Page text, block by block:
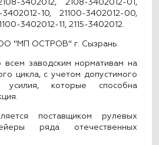
3402012, 2108-3402012-01,
3402012-10, 21100-3402012-00,
3402012-11, 2115-3402012.
"МП ОСТРОВ" г. Сызрань.
всем заводским нормативам на
цикла, с учетом допустимого
усилия, которые способна
поставщиком рулевых
ряда отечественных